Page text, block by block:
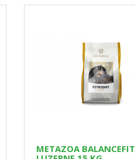
METAZOA BALANCEFIT